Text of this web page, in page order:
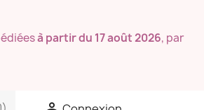
à partir du 17 août 2026, par